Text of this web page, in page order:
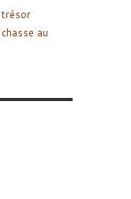
trésor
au